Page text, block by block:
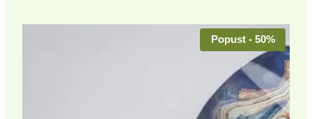
Popust - 50%